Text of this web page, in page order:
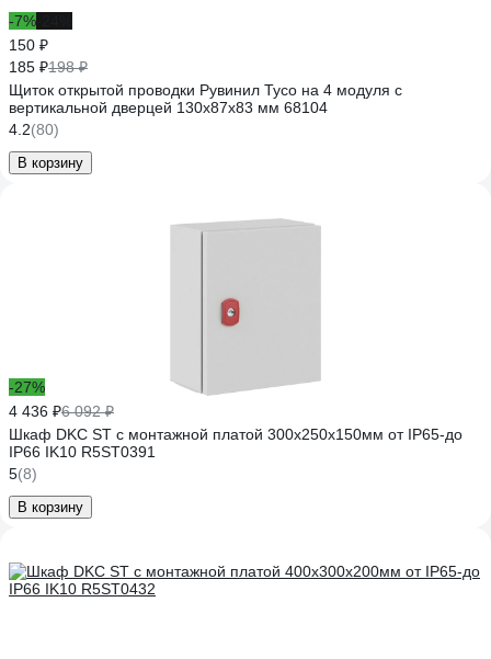
-7%
150 ₽
185 ₽198 ₽
Щиток открытой проводки Рувинил Тусо на 4 модуля с
вертикальной дверцей 130x87x83 мм 68104
4.2(80)
В корзину
-27%
4 436 ₽6 092 ₽
Шкаф DKC ST с монтажной платой 300х250х150мм от IP65-до
IP66 IK10 R5ST0391
5(8)
В корзину